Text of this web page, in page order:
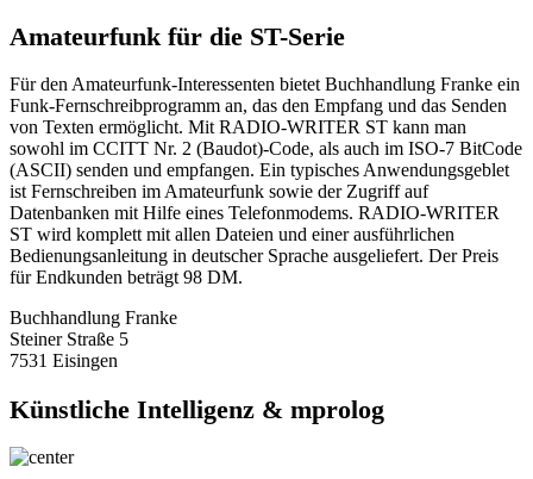
Amateurfunk für die ST-Serie
Für den Amateurfunk-Interessenten bietet Buchhandlung Franke ein
Funk-Fernschreibprogramm an, das den Empfang und das Senden
von Texten ermöglicht. Mit RADIO-WRITER ST kann man
sowohl im CCITT Nr. 2 (Baudot)-Code, als auch im ISO-7 BitCode
(ASCII) senden und empfangen. Ein typisches Anwendungsgeblet
ist Fernschreiben im Amateurfunk sowie der Zugriff auf
Datenbanken mit Hilfe eines Telefonmodems. RADIO-WRITER
ST wird komplett mit allen Dateien und einer ausführlichen
Bedienungsanleitung in deutscher Sprache ausgeliefert. Der Preis
für Endkunden beträgt 98 DM.
Buchhandlung Franke
Steiner Straße 5
7531 Eisingen
Künstliche Intelligenz & mprolog